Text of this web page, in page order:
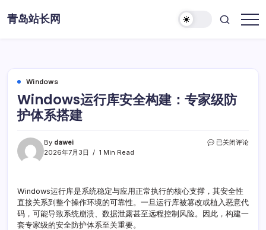
to青岛站长网
Windows
Windows运行库安全构建：专家级防
护体系搭建
By dawei
2026年7月3日
1 Min Read
Windows
全
构
建：
已关闭评论
Windows运行库是系统稳定与应用正常执行的核心支撑，其安全性
直接关系到整个操作环境的可靠性。一旦运行库被篡改或植入恶意代
码，可能导致系统崩溃、数据泄露甚至远程控制风险。因此，构建一
套专家级的安全防护体系至关重要。